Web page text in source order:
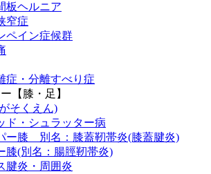
板ヘルニア
窄症
ペイン症候群
症・分離すべり症
【膝・足】
そくえん)
ド・シュラッター病
ー膝 別名：膝蓋靭帯炎(膝蓋腱炎)
膝(別名：腸脛靭帯炎)
腱炎・周囲炎